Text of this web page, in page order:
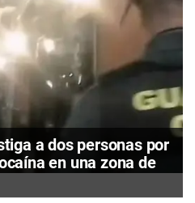
a dos personas por
en una zona de